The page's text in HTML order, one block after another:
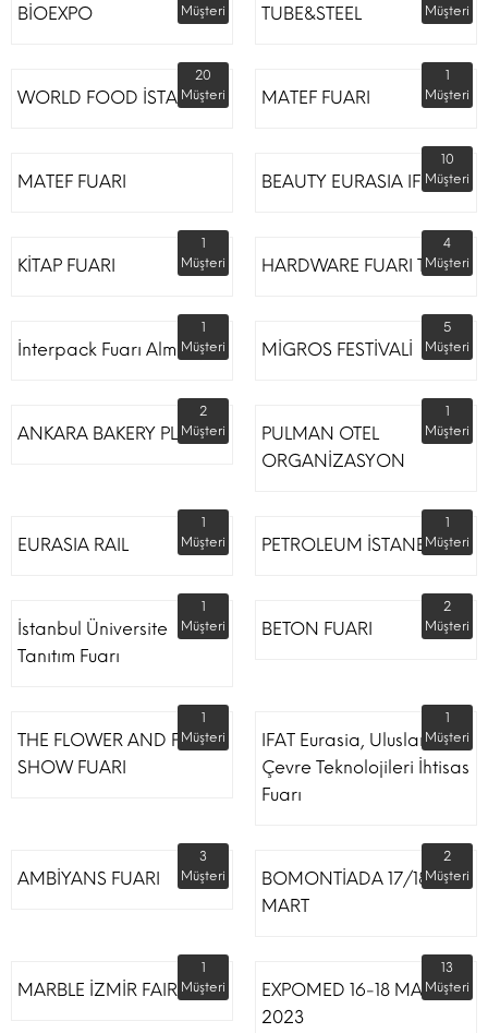
BİOEXPO
Müşteri
TUBE&STEEL
Müşteri
WORLD FOOD İSTANBUL
20
Müşteri
MATEF FUARI
1
Müşteri
MATEF FUARI BEAUTY EURASIA IFM
10
Müşteri
KİTAP FUARI
1
Müşteri
HARDWARE FUARI TÜYAP
4
Müşteri
İnterpack Fuarı Almanya
1
Müşteri
MİGROS FESTİVALİ
5
Müşteri
ANKARA BAKERY PLUS
2
Müşteri
PULMAN OTEL
ORGANİZASYON
1
Müşteri
EURASIA RAIL
1
Müşteri
PETROLEUM İSTANBUL
1
Müşteri
İstanbul Üniversite
Tanıtım Fuarı
1
Müşteri
BETON FUARI
2
Müşteri
THE FLOWER AND PLANT
SHOW FUARI
1
Müşteri
IFAT Eurasia, Uluslararası
Çevre Teknolojileri İhtisas
Fuarı
1
Müşteri
AMBİYANS FUARI
3
Müşteri
BOMONTİADA 17/18
MART
2
Müşteri
MARBLE İZMİR FAIR
1
Müşteri
EXPOMED 16-18 MART
2023
13
Müşteri